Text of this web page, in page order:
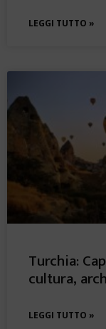
LEGGI TUTTO »
Turchia:
cultura,
LEGGI TUTTO »